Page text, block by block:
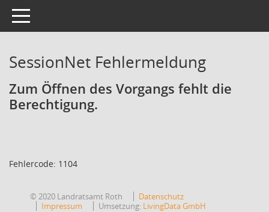
Toggle navigation
SessionNet Fehlermeldung
Zum Öffnen des Vorgangs fehlt die
Berechtigung.
Fehlercode: 1104
© 2020 Landratsamt Roth
Datenschutz
Impressum
Umsetzung: LivingData GmbH